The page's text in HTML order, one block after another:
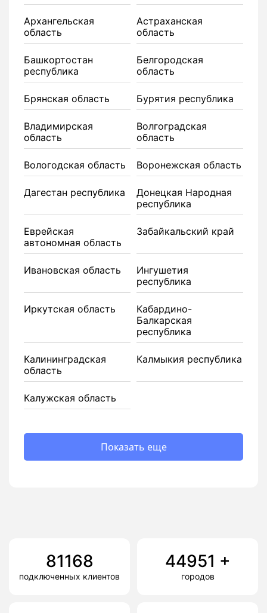
Архангельская
область
Астраханская
область
Башкортостан
республика
Белгородская
область
Брянская область Бурятия республика
Владимирская
область
Волгоградская
область
Вологодская область Воронежская область
Дагестан республика
Донецкая Народная
республика
Еврейская
автономная область
Забайкальский край
Ивановская область
Ингушетия
республика
Иркутская область
Кабардино-
Балкарская
республика
Калининградская
область
Калмыкия республика
Калужская область
Показать еще
81168
подключенных клиентов
44951 +
городов